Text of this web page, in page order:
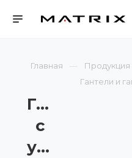
Главная Продукция
Гантели и
Гантели
с
уретановым